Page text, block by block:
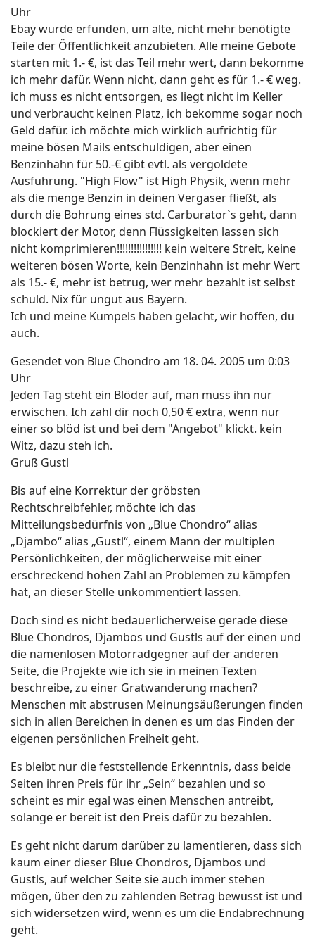
Uhr
Ebay wurde erfunden, um alte, nicht mehr benötigte
Teile der Öffentlichkeit anzubieten. Alle meine Gebote
starten mit 1.- €, ist das Teil mehr wert, dann bekomme
ich mehr dafür. Wenn nicht, dann geht es für 1.- € weg.
ich muss es nicht entsorgen, es liegt nicht im Keller
und verbraucht keinen Platz, ich bekomme sogar noch
Geld dafür. ich möchte mich wirklich aufrichtig für
meine bösen Mails entschuldigen, aber einen
Benzinhahn für 50.-€ gibt evtl. als vergoldete
Ausführung. "High Flow" ist High Physik, wenn mehr
als die menge Benzin in deinen Vergaser fließt, als
durch die Bohrung eines std. Carburator`s geht, dann
blockiert der Motor, denn Flüssigkeiten lassen sich
nicht komprimieren!!!!!!!!!!!!!!!! kein weitere Streit, keine
weiteren bösen Worte, kein Benzinhahn ist mehr Wert
als 15.- €, mehr ist betrug, wer mehr bezahlt ist selbst
schuld. Nix für ungut aus Bayern.
Ich und meine Kumpels haben gelacht, wir hoffen, du
auch.
Gesendet von Blue Chondro am 18. 04. 2005 um 0:03
Uhr
Jeden Tag steht ein Blöder auf, man muss ihn nur
erwischen. Ich zahl dir noch 0,50 € extra, wenn nur
einer so blöd ist und bei dem "Angebot" klickt. kein
Witz, dazu steh ich.
Gruß Gustl
Bis auf eine Korrektur der gröbsten
Rechtschreibfehler, möchte ich das
Mitteilungsbedürfnis von „Blue Chondro“ alias
„Djambo“ alias „Gustl“, einem Mann der multiplen
Persönlichkeiten, der möglicherweise mit einer
erschreckend hohen Zahl an Problemen zu kämpfen
hat, an dieser Stelle unkommentiert lassen.
Doch sind es nicht bedauerlicherweise gerade diese
Blue Chondros, Djambos und Gustls auf der einen und
die namenlosen Motorradgegner auf der anderen
Seite, die Projekte wie ich sie in meinen Texten
beschreibe, zu einer Gratwanderung machen?
Menschen mit abstrusen Meinungsäußerungen finden
sich in allen Bereichen in denen es um das Finden der
eigenen persönlichen Freiheit geht.
Es bleibt nur die feststellende Erkenntnis, dass beide
Seiten ihren Preis für ihr „Sein“ bezahlen und so
scheint es mir egal was einen Menschen antreibt,
solange er bereit ist den Preis dafür zu bezahlen.
Es geht nicht darum darüber zu lamentieren, dass sich
kaum einer dieser Blue Chondros, Djambos und
Gustls, auf welcher Seite sie auch immer stehen
mögen, über den zu zahlenden Betrag bewusst ist und
sich widersetzen wird, wenn es um die Endabrechnung
geht.